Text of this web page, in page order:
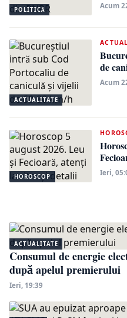
POLITICĂ Acum
ACTUALITATE
de
Acum
HOROSCOP Ieri,
ACTUALITATE
Consumul de energie
după apelul premierului
Ieri, 19:39